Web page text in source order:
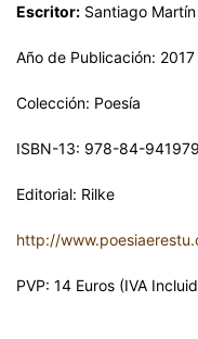
Escritor: Santiago
Año de Publicación: 2017
Colección: Poesía
ISBN-13: 978-84-
Editorial: Rilke
http://
PVP: 14 Euros (IVA